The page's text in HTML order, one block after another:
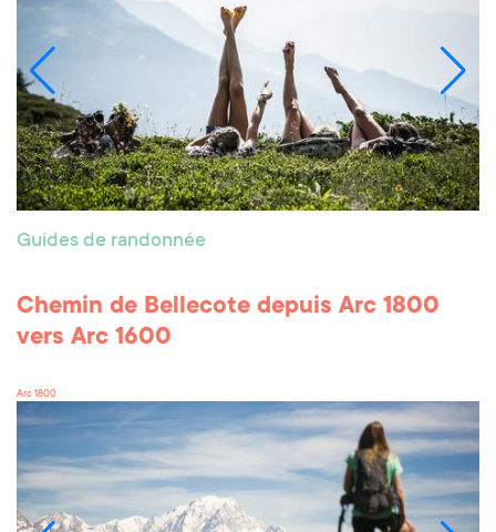
Guides de randonnée
Chemin de Bellecote depuis Arc 1800
vers Arc 1600
Arc 1800